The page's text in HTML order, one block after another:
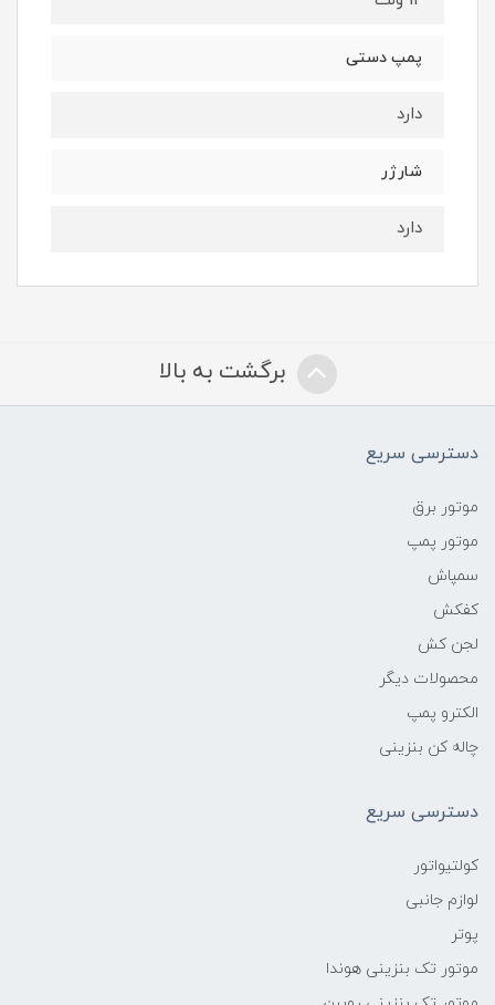
پمپ دستی
دارد
شارژر
دارد
برگشت به بالا
دسترسی سریع
موتور برق
موتور پمپ
سمپاش
کفکش
لجن کش
محصولات دیگر
الکترو پمپ
چاله کن بنزینی
دسترسی سریع
کولتیواتور
لوازم جانبی
پوتر
موتور تک بنزینی هوندا